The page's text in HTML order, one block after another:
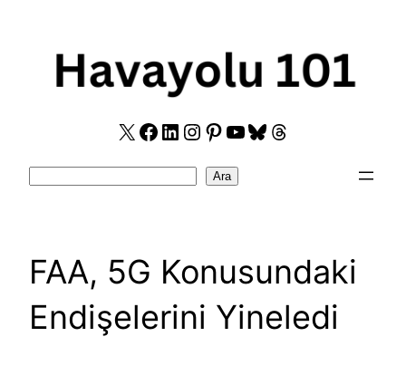
X Facebook
LinkedIn
Instagram
Pinterest
YouTube
Bluesky
Threads
Ara
FAA, 5G Konusundaki
Endişelerini Yineledi